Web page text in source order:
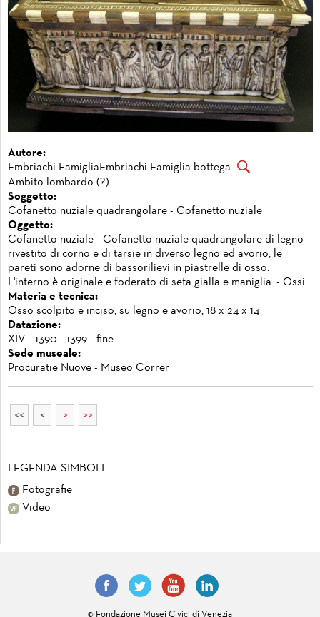
Autore:
Embriachi FamigliaEmbriachi Famiglia bottega
Ambito lombardo (?)
Soggetto:
Cofanetto nuziale quadrangolare - Cofanetto nuziale
Oggetto:
Cofanetto nuziale - Cofanetto nuziale quadrangolare di legno
rivestito di corno e di tarsie in diverso legno ed avorio, le
pareti sono adorne di bassorilievi in piastrelle di osso.
L'interno è originale e foderato di seta gialla e maniglia. - Ossi
Materia e tecnica:
Osso scolpito e inciso, su legno e avorio, 18 x 24 x 14
Datazione:
XIV - 1390 - 1399 - fine
Sede museale:
Procuratie Nuove - Museo Correr
<< < > >>
LEGENDA SIMBOLI
Fotografie
Video
© Fondazione Musei Civici di Venezia